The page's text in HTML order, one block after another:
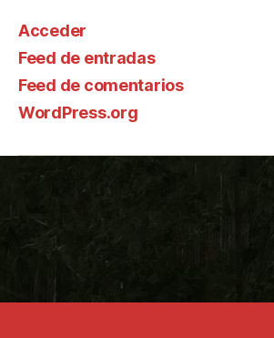
Acceder
Feed de entradas
Feed de comentarios
WordPress.org